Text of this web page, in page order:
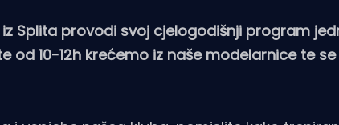
Splita provodi svoj cjelogodišnji program
10-12h krećemo iz naše modelarnice te se